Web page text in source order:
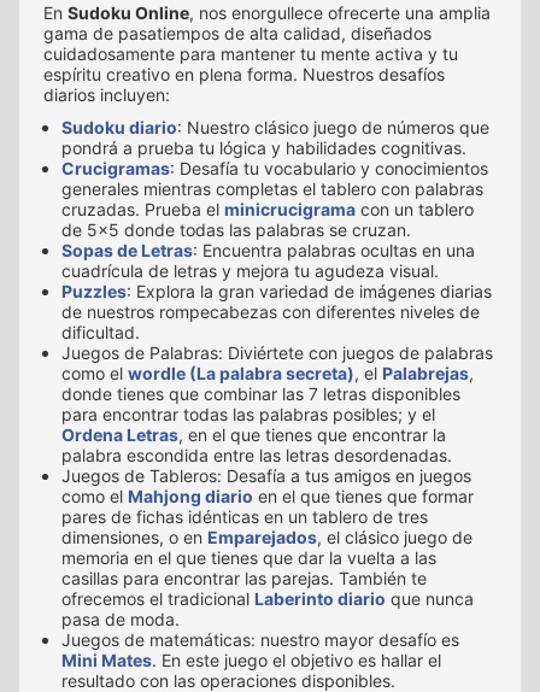
En Sudoku Online, nos enorgullece ofrecerte una amplia
gama de pasatiempos de alta calidad, diseñados
cuidadosamente para mantener tu mente activa y tu
espíritu creativo en plena forma. Nuestros desafíos
diarios incluyen:
Sudoku diario: Nuestro clásico juego de números que
pondrá a prueba tu lógica y habilidades cognitivas.
Crucigramas: Desafía tu vocabulario y conocimientos
generales mientras completas el tablero con palabras
cruzadas. Prueba el minicrucigrama con un tablero
de 5x5 donde todas las palabras se cruzan.
Sopas de Letras: Encuentra palabras ocultas en una
cuadrícula de letras y mejora tu agudeza visual.
Puzzles: Explora la gran variedad de imágenes diarias
de nuestros rompecabezas con diferentes niveles de
dificultad.
Juegos de Palabras: Diviértete con juegos de palabras
como el wordle (La palabra secreta), el Palabrejas,
donde tienes que combinar las 7 letras disponibles
para encontrar todas las palabras posibles; y el
Ordena Letras, en el que tienes que encontrar la
palabra escondida entre las letras desordenadas.
Juegos de Tableros: Desafía a tus amigos en juegos
como el Mahjong diario en el que tienes que formar
pares de fichas idénticas en un tablero de tres
dimensiones, o en Emparejados, el clásico juego de
memoria en el que tienes que dar la vuelta a las
casillas para encontrar las parejas. También te
ofrecemos el tradicional Laberinto diario que nunca
pasa de moda.
Juegos de matemáticas: nuestro mayor desafío es
Mini Mates. En este juego el objetivo es hallar el
resultado con las operaciones disponibles.